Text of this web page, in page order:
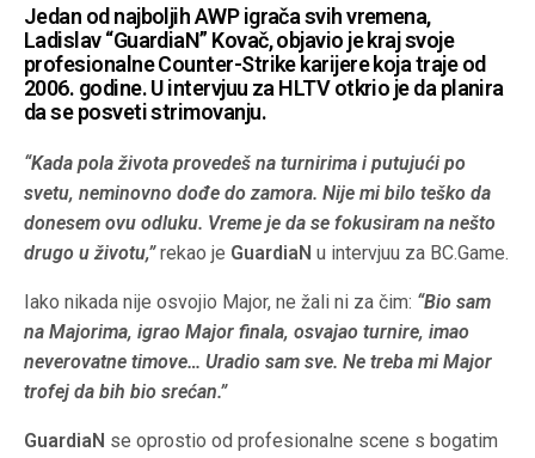
Jedan od najboljih AWP igrača svih vremena,
Ladislav “GuardiaN” Kovač, objavio je kraj svoje
profesionalne Counter-Strike karijere koja traje od
2006. godine. U intervjuu za HLTV otkrio je da planira
da se posveti strimovanju.
“Kada pola života provedeš na turnirima i putujući po
svetu, neminovno dođe do zamora. Nije mi bilo teško da
donesem ovu odluku. Vreme je da se fokusiram na nešto
drugo u životu,”rekao je GuardiaNu intervjuu za BC.Game.
Iako nikada nije osvojio Major, ne žali ni za čim: “Bio sam
na Majorima, igrao Major finala, osvajao turnire, imao
neverovatne timove… Uradio sam sve. Ne treba mi Major
trofej da bih bio srećan.”
GuardiaN se oprostio od profesionalne scene s bogatim